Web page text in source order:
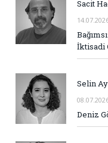
Sacit
İktisadi
Selin
Deniz